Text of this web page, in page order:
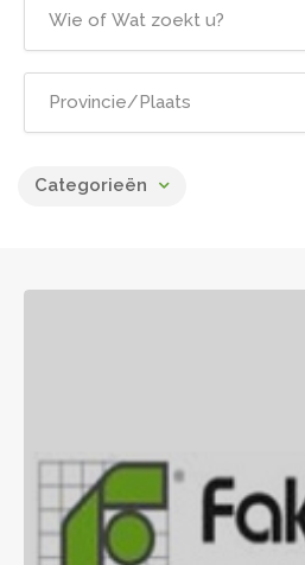
Categorieën